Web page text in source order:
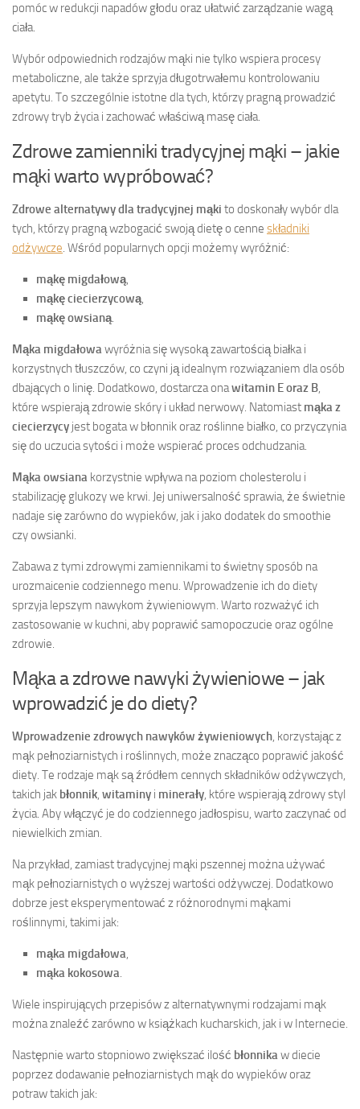
pomóc w redukcji napadów głodu oraz ułatwić zarządzanie wagą
ciała.
Wybór odpowiednich rodzajów mąki nie tylko wspiera procesy
metaboliczne, ale także sprzyja długotrwałemu kontrolowaniu
apetytu. To szczególnie istotne dla tych, którzy pragną prowadzić
zdrowy tryb życia i zachować właściwą masę ciała.
Zdrowe zamienniki tradycyjnej mąki – jakie
mąki warto wypróbować?
Zdrowe alternatywy dla tradycyjnej mąki to doskonały wybór dla
tych, którzy pragną wzbogacić swoją dietę o cenne składniki
odżywcze. Wśród popularnych opcji możemy wyróżnić:
mąkę migdałową,
mąkę ciecierzycową,
mąkę owsianą.
Mąka migdałowawyróżnia się wysoką zawartością białka i
korzystnych tłuszczów, co czyni ją idealnym rozwiązaniem dla osób
dbających o linię. Dodatkowo, dostarcza onawitamin E oraz B,
które wspierają zdrowie skóry i układ nerwowy. Natomiast mąka z
ciecierzycy jest bogata w błonnik oraz roślinne białko, co przyczynia
się do uczucia sytości i może wspierać proces odchudzania.
Mąka owsiana korzystnie wpływa na poziom cholesterolu i
stabilizację glukozy we krwi. Jej uniwersalność sprawia, że świetnie
nadaje się zarówno do wypieków, jak i jako dodatek do smoothie
czy owsianki.
Zabawa z tymi zdrowymi zamiennikami to świetny sposób na
urozmaicenie codziennego menu. Wprowadzenie ich do diety
sprzyja lepszym nawykom żywieniowym. Warto rozważyć ich
zastosowanie w kuchni, aby poprawić samopoczucie oraz ogólne
zdrowie.
Mąka a zdrowe nawyki żywieniowe – jak
wprowadzić je do diety?
Wprowadzenie zdrowych nawyków żywieniowych, korzystając z
mąk pełnoziarnistych i roślinnych, może znacząco poprawić jakość
diety. Te rodzaje mąk są źródłem cennych składników odżywczych,
takich jak błonnik, witaminy i minerały, które wspierają zdrowy styl
życia. Aby włączyć je do codziennego jadłospisu, warto zaczynać od
niewielkich zmian.
Na przykład, zamiast tradycyjnej mąki pszennej można używać
mąk pełnoziarnistych o wyższej wartości odżywczej. Dodatkowo
dobrze jest eksperymentować z różnorodnymi mąkami
roślinnymi, takimi jak:
mąka migdałowa,
mąka kokosowa.
Wiele inspirujących przepisów z alternatywnymi rodzajami mąk
można znaleźć zarówno w książkach kucharskich, jak i w Internecie.
Następnie warto stopniowo zwiększać ilość błonnikaw diecie
poprzez dodawanie pełnoziarnistych mąk do wypieków oraz
potraw takich jak: